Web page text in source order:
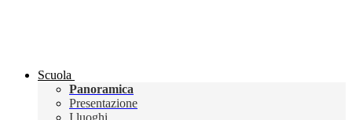
Scuola
Panoramica
Presentazione